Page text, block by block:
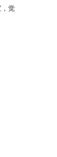
觉